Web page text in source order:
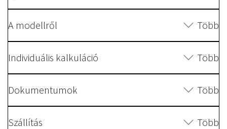
A modellről Több
Individuális kalkuláció Több
Dokumentumok Több
Szállítás Több